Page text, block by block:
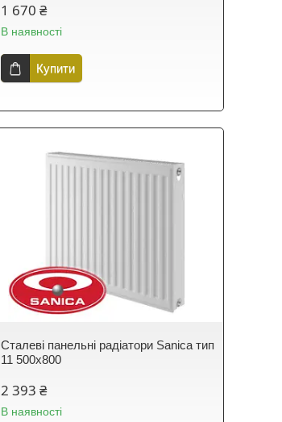
1 670 ₴
В наявності
Купити
Сталеві панельні радіатори Sanica тип
11 500х800
2 393 ₴
В наявності